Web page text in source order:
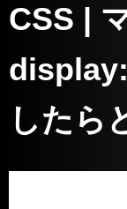
CSS |
したら